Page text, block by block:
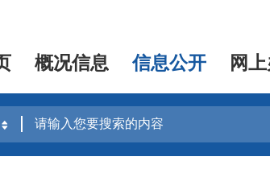
概况信息 信息公开 网